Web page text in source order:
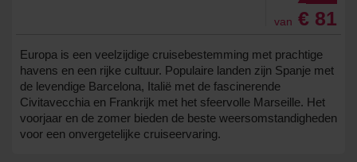
van € 81
Europa is een veelzijdige cruisebestemming met prachtige
havens en een rijke cultuur. Populaire landen zijn Spanje met
de levendige Barcelona, Italië met de fascinerende
Civitavecchia en Frankrijk met het sfeervolle Marseille. Het
voorjaar en de zomer bieden de beste weersomstandigheden
voor een onvergetelijke cruiseervaring.